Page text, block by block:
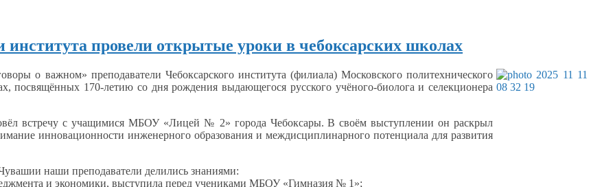
института провели открытые уроки в чебоксарских школах
о важном» преподаватели Чебоксарского института (филиала) Московского политехнического
посвящённых 170-летию со днярождения выдающегося русского учёного-биолога и селекционера
встречус учащимися МБОУ «Лицей № 2» города Чебоксары.В своём выступлениион раскрыл
инновационности инженерного образования и междисциплинарногопотенциала для развития
наши преподаватели делились знаниями:
и экономики, выступила перед учениками МБОУ «Гимназия № 1»;